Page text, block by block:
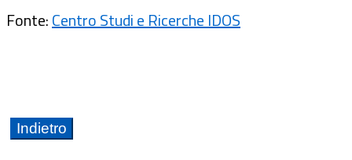
Fonte:Centro Studi e Ricerche IDOS